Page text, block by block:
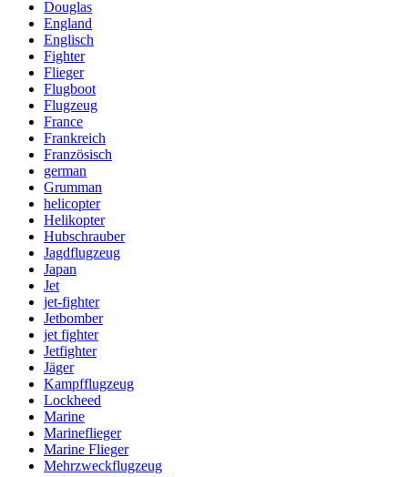
Douglas
England
Englisch
Fighter
Flieger
Flugboot
Flugzeug
France
Frankreich
Französisch
german
Grumman
helicopter
Helikopter
Hubschrauber
Jagdflugzeug
Japan
Jet
jet-fighter
Jetbomber
jet fighter
Jetfighter
Jäger
Kampfflugzeug
Lockheed
Marine
Marineflieger
Marine Flieger
Mehrzweckflugzeug